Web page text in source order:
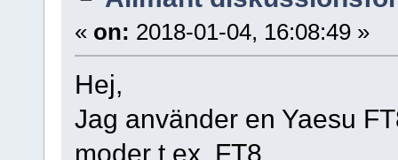
« on: 2018-01-04, 16:08:49 »
Hej,
Jag använder en Yaesu
moder t.ex. FT8.